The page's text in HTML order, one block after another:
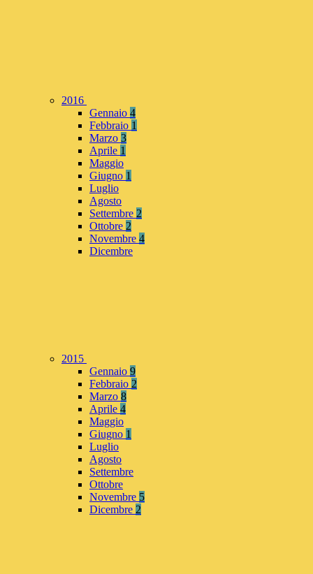
2016
Gennaio 4
Febbraio 1
Marzo 3
Aprile 1
Maggio
Giugno 1
Luglio
Agosto
Settembre 2
Ottobre 2
Novembre 4
Dicembre
2015
Gennaio 9
Febbraio 2
Marzo 8
Aprile 4
Maggio
Giugno 1
Luglio
Agosto
Settembre
Ottobre
Novembre 5
Dicembre 2